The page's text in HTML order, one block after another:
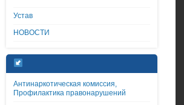
Устав
НОВОСТИ
Антинаркотическая комиссия,
Профилактика правонарушений